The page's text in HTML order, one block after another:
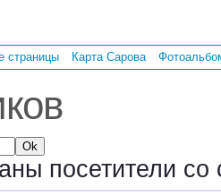
страницы Карта Сарова
посетители